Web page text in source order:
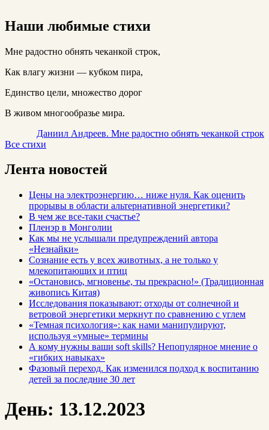
Наши любимые стихи
Мне радостно обнять чеканкой строк,
Как влагу жизни — кубком пира,
Единство цели, множество дорог
В живом многообразье мира.
Даниил Андреев. Мне радостно обнять чеканкой строк
Все стихи
Лента новостей
Цены на электроэнергию… ниже нуля. Как оценить
прорывы в области альтернативной энергетики?
В чем же все-таки счастье?
Пленэр в Монголии
Как мы не услышали предупреждений автора
«Незнайки»
Сознание есть у всех животных, а не только у
млекопитающих и птиц
«Остановись, мгновенье, ты прекрасно!» (Традиционная
живопись Китая)
Исследования показывают: отходы от солнечной и
ветровой энергетики меркнут по сравнению с углем
«Темная психология»: как нами манипулируют,
используя «умные» термины
А кому нужны ваши soft skills? Непопулярное мнение о
«гибких навыках»
Фазовый переход. Как изменился подход к воспитанию
детей за последние 30 лет
День: 13.12.2023